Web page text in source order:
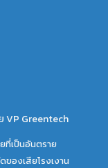
VP Greentech
ที่เป็นอันตราย
ของเสียโรงเงาน